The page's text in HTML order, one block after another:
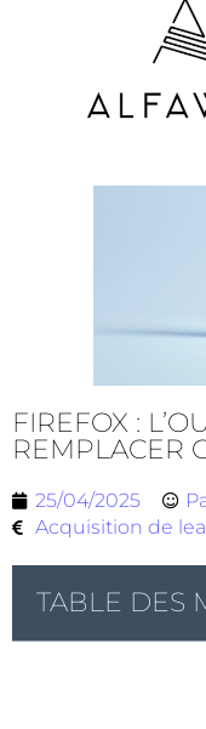
FIREFOX :
REMPLACER
25/04/2025
Acquisition de
TABLE DES